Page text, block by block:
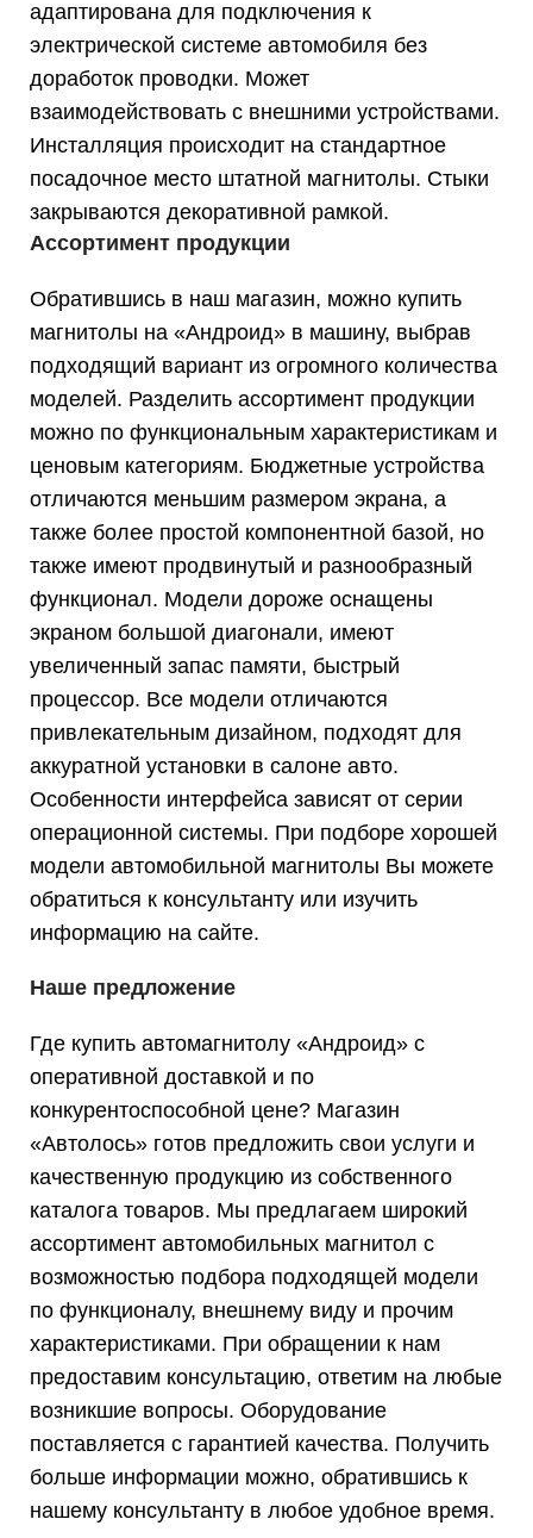
адаптирована для подключения к
электрической системе автомобиля без
доработок проводки. Может
взаимодействовать с внешними устройствами.
Инсталляция происходит на стандартное
посадочное место штатной магнитолы. Стыки
закрываются декоративной рамкой.
Ассортимент продукции
Обратившись в наш магазин, можно купить
магнитолы на «Андроид» в машину, выбрав
подходящий вариант из огромного количества
моделей. Разделить ассортимент продукции
можно по функциональным характеристикам и
ценовым категориям. Бюджетные устройства
отличаются меньшим размером экрана, а
также более простой компонентной базой, но
также имеют продвинутый и разнообразный
функционал. Модели дороже оснащены
экраном большой диагонали, имеют
увеличенный запас памяти, быстрый
процессор. Все модели отличаются
привлекательным дизайном, подходят для
аккуратной установки в салоне авто.
Особенности интерфейса зависят от серии
операционной системы. При подборе хорошей
модели автомобильной магнитолы Вы можете
обратиться к консультанту или изучить
информацию на сайте.
Наше предложение
Где купить автомагнитолу «Андроид» с
оперативной доставкой и по
конкурентоспособной цене? Магазин
«Автолось» готов предложить свои услуги и
качественную продукцию из собственного
каталога товаров. Мы предлагаем широкий
ассортимент автомобильных магнитол с
возможностью подбора подходящей модели
по функционалу, внешнему виду и прочим
характеристиками. При обращении к нам
предоставим консультацию, ответим на любые
возникшие вопросы. Оборудование
поставляется с гарантией качества. Получить
больше информации можно, обратившись к
нашему консультанту в любое удобное время.